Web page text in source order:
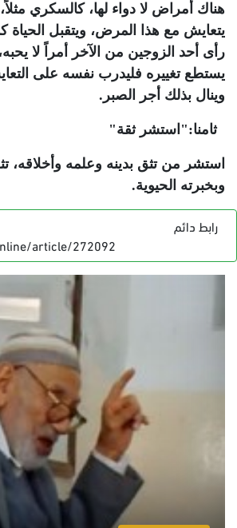
هناك أمراض لا دواء لها، كالسكري
يتعايش مع هذا المرض، ويتقبل الحياة
رأى أحد الزوجين من الآخر أمراً لا يحبه،
يستطع تغييره فليدرب نفسه على
وينال بذلك أجر الصبر .
ثامنا:" استشر ثقة"
استشر من تثق بدينه وعلمه وأخلاقه،
وبخبرته الحيوية.
رابط دائم
article/272092